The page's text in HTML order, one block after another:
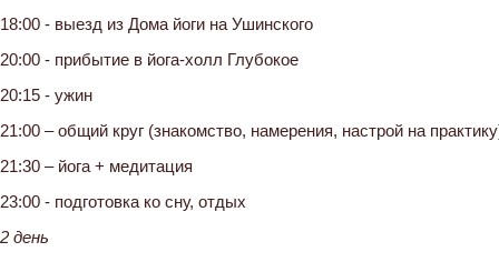
18:00 - выезд из Дома йоги на Ушинского
20:00 - прибытие в йога-холл Глубокое
20:15 - ужин
21:00 – общий круг (знакомство, намерения, настрой на
21:30 – йога + медитация
23:00 - подготовка ко сну, отдых
2 день